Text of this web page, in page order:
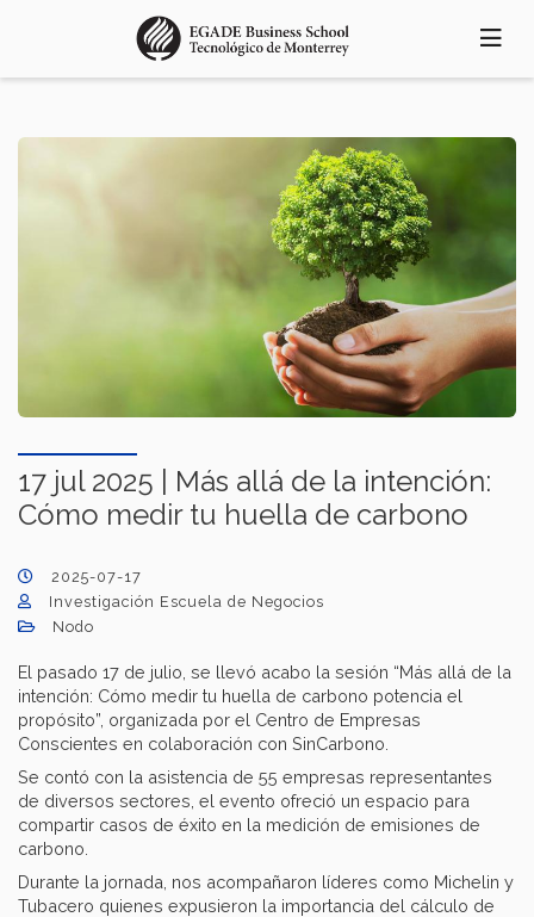
principal
17 jul 2025 | Más allá de la intención:
Cómo medir tu huella de carbono
2025-07-17
Investigación Escuela de Negocios
Nodo
El pasado 17 de julio, se llevó acabo la sesión “Más allá de la
intención: Cómo medir tu huella de carbono potencia el
propósito”, organizada por el Centro de Empresas
Conscientes en colaboración con SinCarbono.
Se contó con la asistencia de 55 empresas representantes
de diversos sectores, el evento ofreció un espacio para
compartir casos de éxito en la medición de emisiones de
carbono.
Durante la jornada, nos acompañaron líderes como Michelin y
Tubacero quienes expusieron la importancia del cálculo de